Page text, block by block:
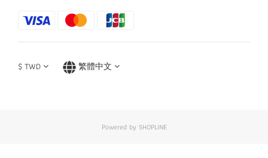
$TWD 繁體中文
Powered by SHOPLINE